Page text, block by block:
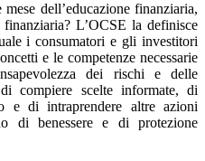
dell’educazione finanziaria,
L’OCSE la definisce
i consumatori e gli investitori
e le competenze necessarie
dei rischi e delle
compiere scelte informate, di
e di intraprendere altre azioni
di benessere e di protezione